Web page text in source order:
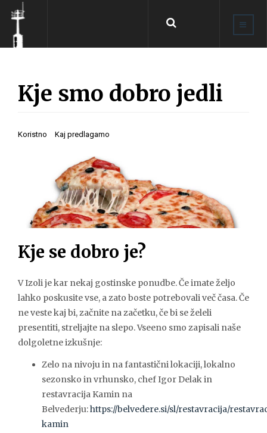
Kje smo dobro jedli
Koristno Kaj predlagamo
Kje se dobro je?
V Izoli je kar nekaj gostinske ponudbe. Če imate željo
lahko poskusite vse, a zato boste potrebovali več časa. Če
ne veste kaj bi, začnite na začetku, če bi se želeli
presentiti, streljajte na slepo. Vseeno smo zapisali naše
dolgoletne izkušnje:
Zelo na nivoju in na fantastični lokaciji, lokalno
sezonsko in vrhunsko, chef Igor Delak in
restavracija Kamin na
Belvederju:https://belvedere.si/sl/restavracija/
kamin